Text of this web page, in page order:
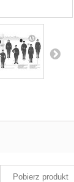
Pobierz produkt